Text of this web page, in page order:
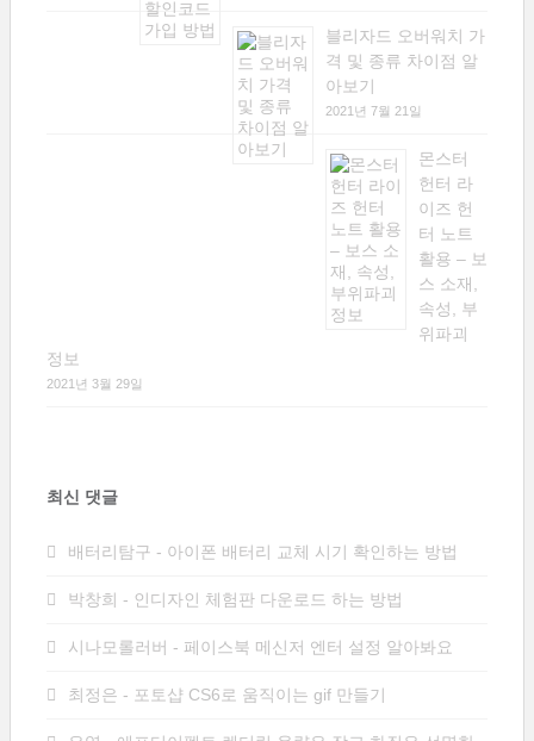
블리자드 오버워치 가
격 및 종류 차이점 알
아보기
2021년 7월 21일
몬스터
헌터 라
이즈 헌
터 노트
활용 – 보
스 소재,
속성, 부
위파괴
정보
2021년 3월 29일
최신 댓글
배터리탐구 - 아이폰 배터리 교체 시기 확인하는 방법
박창희 - 인디자인 체험판 다운로드 하는 방법
시나모롤러버 - 페이스북 메신저 엔터 설정 알아봐요
최정은 - 포토샵 CS6로 움직이는 gif 만들기